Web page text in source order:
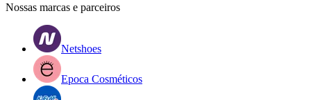
Nossas marcas e parceiros
Netshoes
Epoca Cosméticos